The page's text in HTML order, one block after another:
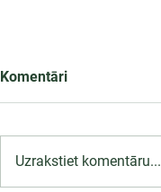
Komentāri
Uzrakstiet komentāru...